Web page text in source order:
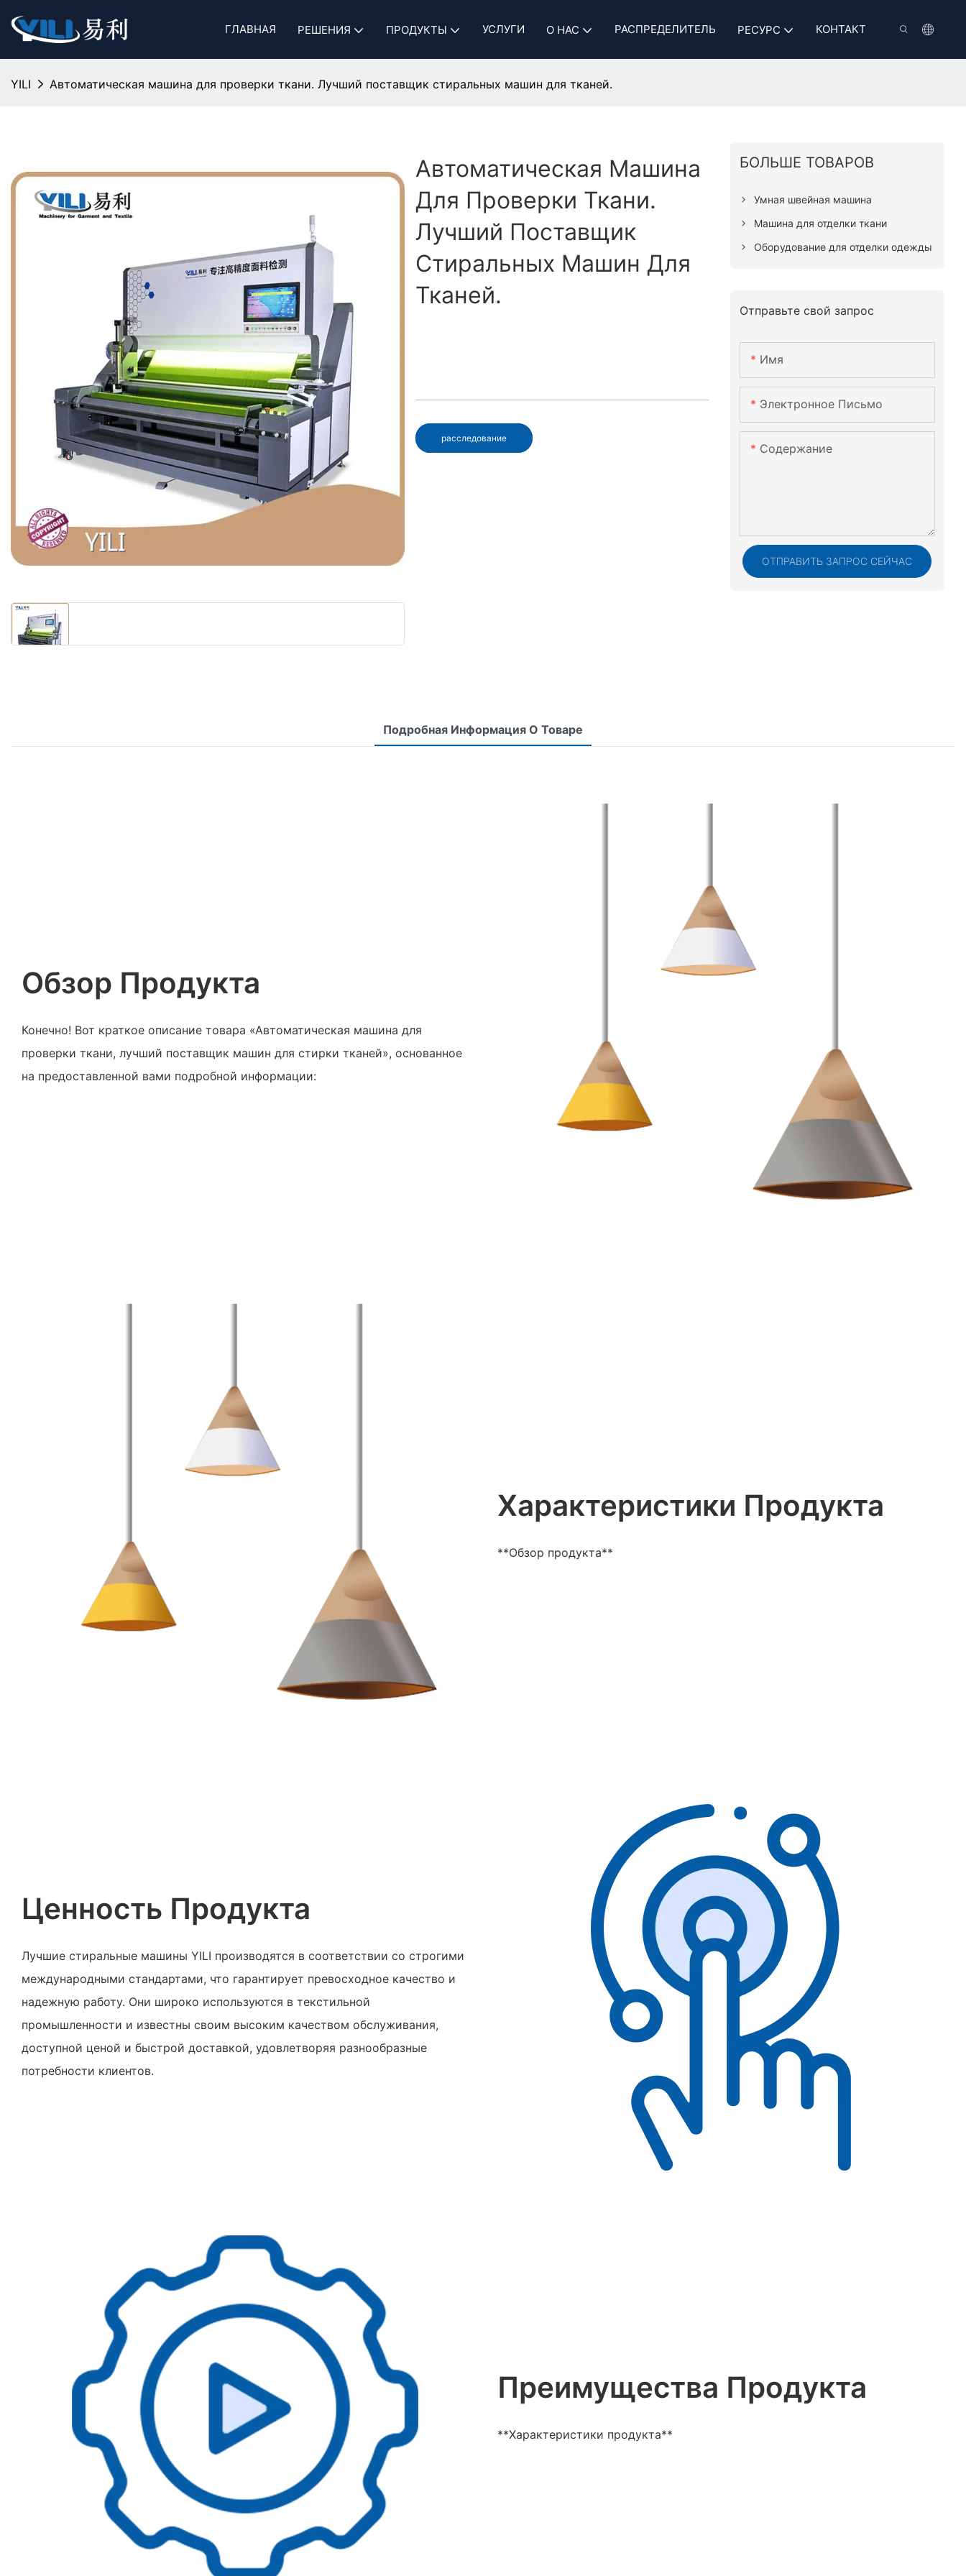
ГЛАВНАЯ РЕШЕНИЯ ПРОДУКТЫ УСЛУГИ О НАС РАСПРЕДЕЛИТЕЛЬ РЕСУРС КОНТАКТ
YILI Автоматическая машина для проверки ткани. Лучший поставщик стиральных машин для тканей.
Автоматическая Машина
Для Проверки Ткани.
Лучший Поставщик
Стиральных Машин Для
Тканей.
расследование
БОЛЬШЕ ТОВАРОВ
Умная швейная машина
Машина для отделки ткани
Оборудование для отделки одежды
Отправьте свой запрос
Имя
Электронное Письмо
Содержание
ОТПРАВИТЬ ЗАПРОС СЕЙЧАС
Подробная Информация О Товаре
Обзор Продукта
Конечно! Вот краткое описание товара «Автоматическая машина для
проверки ткани, лучший поставщик машин для стирки тканей», основанное
на предоставленной вами подробной информации:
Характеристики Продукта
**Обзор продукта**
Ценность Продукта
Лучшие стиральные машины YILI производятся в соответствии со строгими
международными стандартами, что гарантирует превосходное качество и
надежную работу. Они широко используются в текстильной
промышленности и известны своим высоким качеством обслуживания,
доступной ценой и быстрой доставкой, удовлетворяя разнообразные
потребности клиентов.
Преимущества Продукта
**Характеристики продукта**